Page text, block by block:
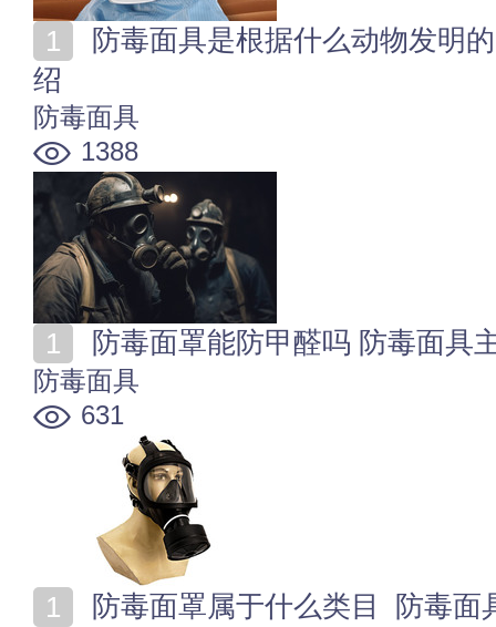
绍
防毒面具
1388
防毒面罩能防甲醛吗 防毒面具
防毒面具
631
防毒面罩属于什么类目 防毒面